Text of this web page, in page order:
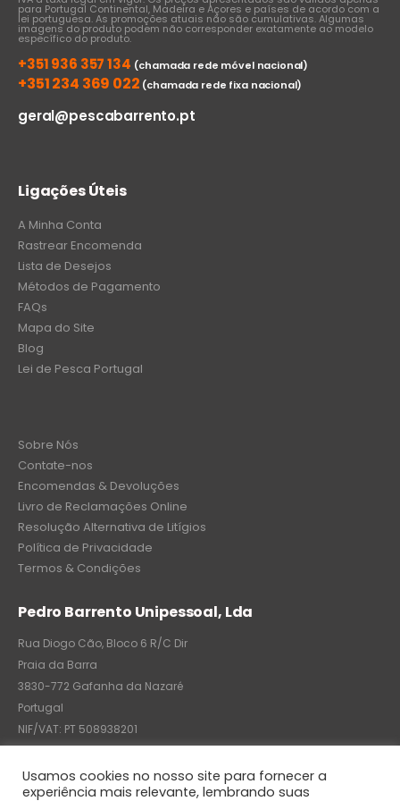
para Portugal Continental, Madeira e Açores e países de acordo com a
lei portuguesa. As promoções atuais não são cumulativas. Algumas
imagens do produto podem não corresponder exatamente ao modelo
específico do produto.
+351 936 357 134 (chamada rede móvel nacional)
+351 234 369 022 (chamada rede fixa nacional)
geral@pescabarrento.pt
Ligações Úteis
A Minha Conta
Rastrear Encomenda
Lista de Desejos
Métodos de Pagamento
FAQs
Mapa do Site
Blog
Lei de Pesca Portugal
Sobre Nós
Contate-nos
Encomendas & Devoluções
Livro de Reclamações Online
Resolução Alternativa de Litígios
Política de Privacidade
Termos & Condições
Pedro Barrento Unipessoal, Lda
Rua Diogo Cão, Bloco 6 R/C Dir
Praia da Barra
3830-772 Gafanha da Nazaré
Portugal
NIF/VAT: PT 508938201
C.R.C.: 7004-8522-6075
Usamos cookies no nosso site para fornecer a
experiência mais relevante, lembrando suas